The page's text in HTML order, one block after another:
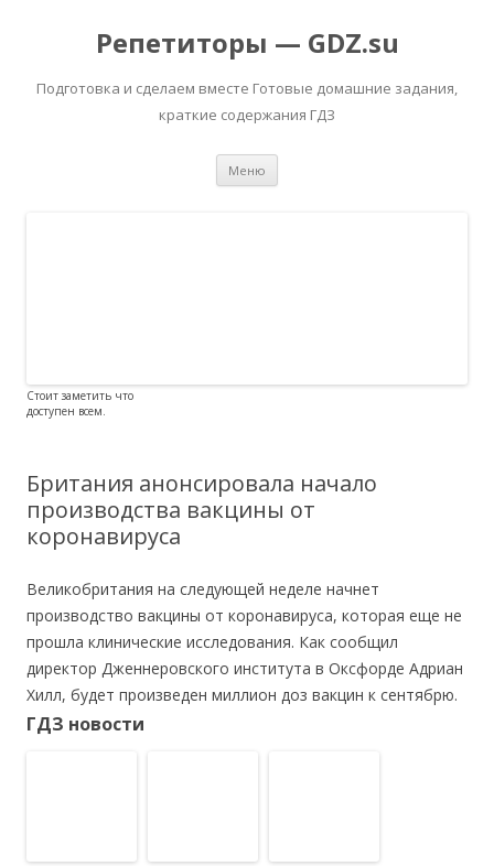
Репетиторы — GDZ.su
Подготовка и сделаем вместе Готовые домашние задания,
краткие содержания ГДЗ
Меню
Стоит заметить что
доступен всем.
Британия анонсировала начало
производства вакцины от
коронавируса
Великобритания на следующей неделе начнет
производство вакцины от коронавируса, которая еще не
прошла клинические исследования. Как сообщил
директор Дженнеровского института в Оксфорде Адриан
Хилл, будет произведен миллион доз вакцин к сентябрю.
ГДЗ новости